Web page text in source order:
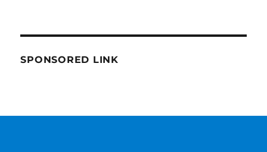
優
笠
SPONSORED LINK